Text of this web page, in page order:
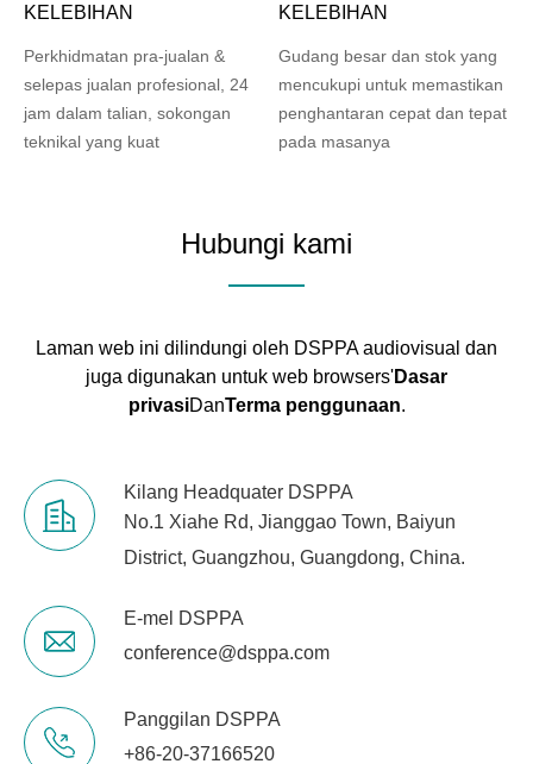
KELEBIHAN
Perkhidmatan pra-jualan &
selepas jualan profesional, 24
jam dalam talian, sokongan
teknikal yang kuat
KELEBIHAN
Gudang besar dan stok yang
mencukupi untuk memastikan
penghantaran cepat dan tepat
pada masanya
Hubungi kami
Laman web ini dilindungi oleh DSPPA audiovisual dan
juga digunakan untuk web browsers'Dasar
privasiDanTerma penggunaan.
Kilang Headquater DSPPA
No.1 Xiahe Rd, Jianggao Town, Baiyun
District, Guangzhou, Guangdong, China.
E-mel DSPPA
conference@dsppa.com
Panggilan DSPPA
+86-20-37166520